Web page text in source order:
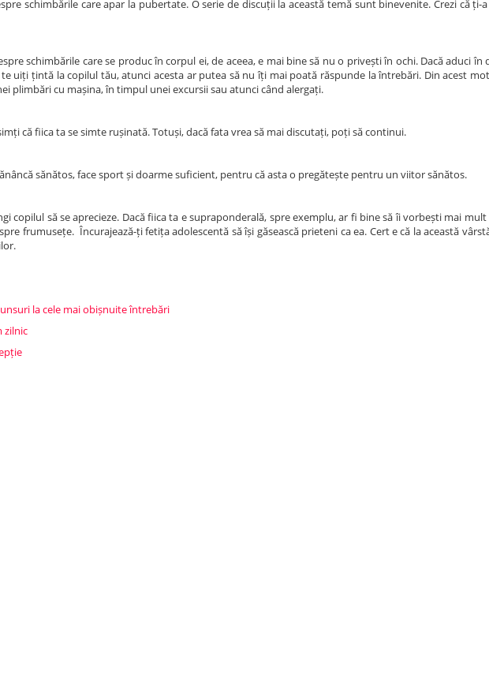
schimbările care apar la pubertate. O serie de discuții la această temă sunt binevenite. Crezi că ți-
schimbările care se produc în corpul ei, de aceea, e mai bine să nu o privești în ochi. Dacă aduci în
uiți țintă la copilul tău, atunci acesta ar putea să nu îți mai poată răspunde la întrebări. Din acest
plimbări cu mașina, în timpul unei excursii sau atunci când alergați.
că fiica ta se simte rușinată. Totuși, dacă fata vrea să mai discutați, poți să continui.
sănătos, face sport și doarme suficient, pentru că asta o pregătește pentru un viitor sănătos.
copilul să se aprecieze. Dacă fiica ta e supraponderală, spre exemplu, ar fi bine să îi vorbești mai
frumusețe. Încurajează-ți fetița adolescentă să își găsească prieteni ca ea. Cert e că la această
la cele mai obișnuite întrebări
zilnic